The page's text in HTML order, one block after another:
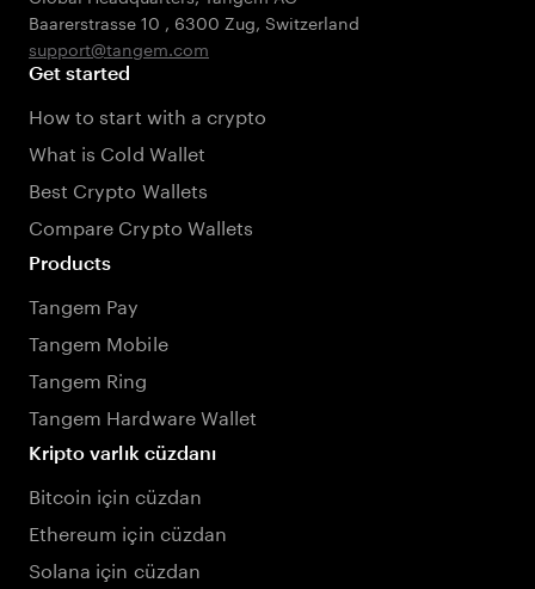
Baarerstrasse 10 , 6300 Zug, Switzerland
support@tangem.com
Get started
How to start with a crypto
What is Cold Wallet
Best Crypto Wallets
Compare Crypto Wallets
Products
Tangem Pay
Tangem Mobile
Tangem Ring
Tangem Hardware Wallet
Kripto varlık cüzdanı
Bitcoin için cüzdan
Ethereum için cüzdan
Solana için cüzdan